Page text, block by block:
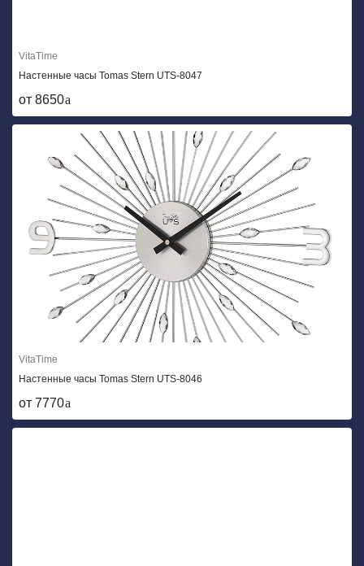
VitaTime
Настенные часы Tomas Stern UTS-8047
от 8650
VitaTime
Настенные часы Tomas Stern UTS-8046
от 7770